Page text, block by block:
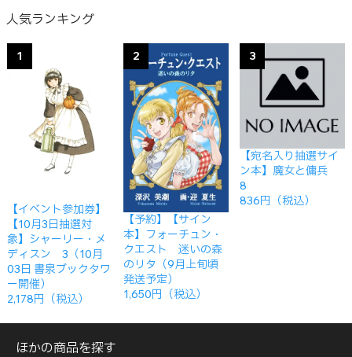
人気ランキング
1
【イベント参加券】
【10月3日抽選対
象】シャーリー・メ
ディスン 3（10月
03日 書泉ブックタワ
ー開催）
2,178円（税込）
2
【予約】【サイン
本】フォーチュン・
クエスト 迷いの森
のリタ（9月上旬頃
発送予定）
1,650円（税込）
3
【宛名入り抽選サイ
ン本】魔女と傭兵
8
836円（税込）
ほかの商品を探す